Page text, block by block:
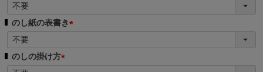
必
須
のし紙の表書き
必
のしの掛け方